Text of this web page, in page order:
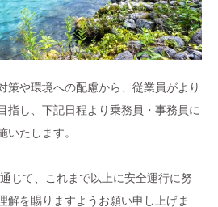
策や環境への配慮から、従業員がより
指し、下記日程より乗務員・事務員に
いたします。
じて、これまで以上に安全運行に努
解を賜りますようお願い申し上げま